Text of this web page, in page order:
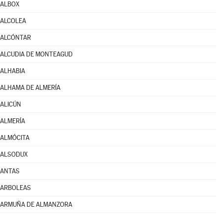
ALBOX
ALCOLEA
ALCÓNTAR
ALCUDIA DE MONTEAGUD
ALHABIA
ALHAMA DE ALMERÍA
ALICÚN
ALMERÍA
ALMÓCITA
ALSODUX
ANTAS
ARBOLEAS
ARMUÑA DE ALMANZORA